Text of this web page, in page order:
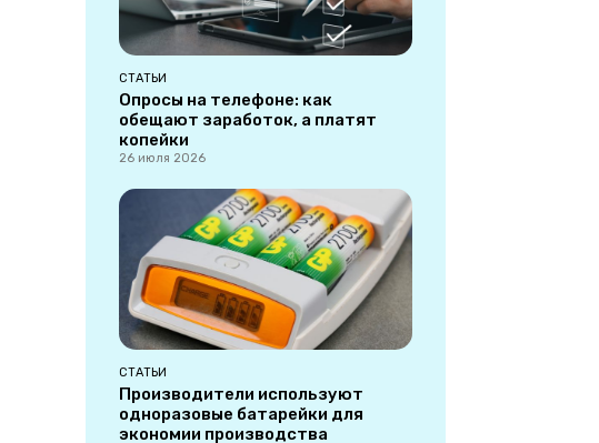
СТАТЬИ
Опросы на телефоне: как
обещают заработок, а платят
копейки
26 июля 2026
СТАТЬИ
Производители используют
одноразовые батарейки для
экономии производства